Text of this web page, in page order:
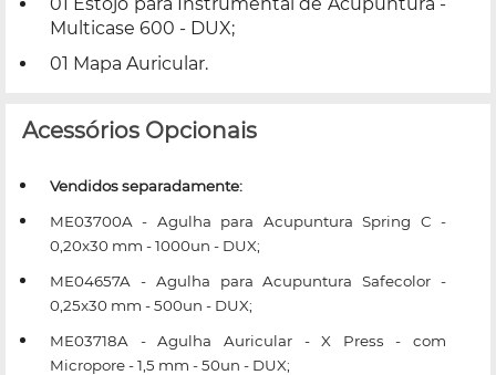
Multicase 600 - DUX;
01 Mapa Auricular.
Acessórios Opcionais
Vendidos separadamente:
ME03700A - Agulha para Acupuntura Spring C -
0,20x30 mm - 1000un - DUX;
ME04657A - Agulha para Acupuntura Safecolor -
0,25x30 mm - 500un - DUX;
ME03718A - Agulha Auricular - X Press - com
Micropore - 1,5 mm - 50un - DUX;